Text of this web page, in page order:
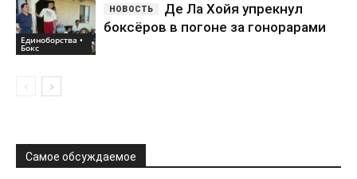
Единоборства •
Бокс
Де Ла Хойя упрекнул
боксёров в погоне за гонорарами
Самое обсуждаемое